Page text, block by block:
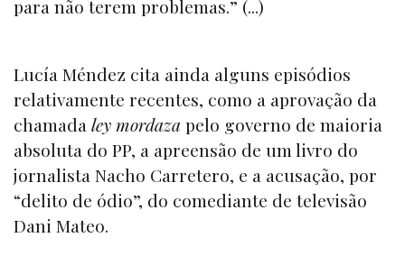
para não terem problemas.” (...)
Lucía Méndez cita ainda alguns episódios
relativamente recentes, como a aprovação da
chamada ley mordaza pelo governo de maioria
absoluta do PP, a apreensão de um livro do
jornalista Nacho Carretero, e a acusação, por
“delito de ódio”, do comediante de televisão
Dani Mateo.